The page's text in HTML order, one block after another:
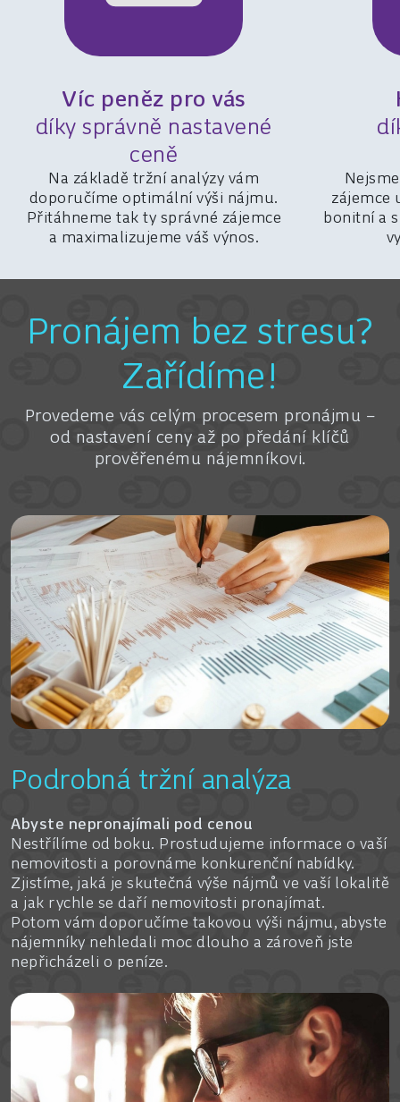
Víc peněz pro vás
díky správně nastavené
ceně
Na základě tržní analýzy vám
doporučíme optimální výši nájmu.
Přitáhneme tak ty správné zájemce
a maximalizujeme váš výnos.
zájemce
bonitní a
Pronájem bez stresu?
Zařídíme!
Provedeme vás celým procesem pronájmu –
od nastavení ceny až po předání klíčů
prověřenému nájemníkovi.
Podrobná tržní analýza
Abyste nepronajímali pod cenou
Nestřílíme od boku. Prostudujeme informace o vaší
nemovitosti a porovnáme konkurenční nabídky.
Zjistíme, jaká je skutečná výše nájmů ve vaší lokalitě
a jak rychle se daří nemovitosti pronajímat.
Potom vám doporučíme takovou výši nájmu, abyste
nájemníky nehledali moc dlouho a zároveň jste
nepřicházeli o peníze.